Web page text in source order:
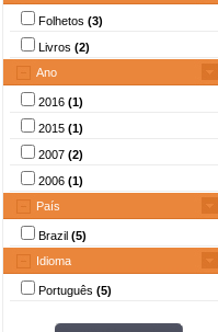
Folhetos (3)
Livros (2)
Ano
2016 (1)
2015 (1)
2007 (2)
2006 (1)
País
Brazil (5)
Idioma
Português (5)